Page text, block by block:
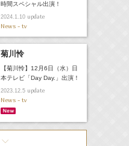
時間スペシャル出演！
2024.1.10update
News - tv
菊川怜
【菊川怜】12月6日（水）日
本テレビ「Day Day.」出演！
2023.12.5update
News - tv